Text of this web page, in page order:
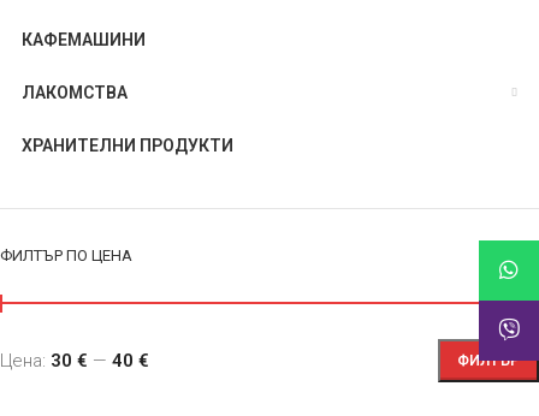
КАФЕМАШИНИ
ЛАКОМСТВА
ХРАНИТЕЛНИ ПРОДУКТИ
ФИЛТЪР ПО ЦЕНА
ФИЛТЪР
Цена: 30 € — 40 €